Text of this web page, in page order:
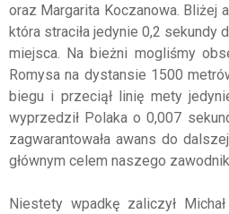
oraz Margarita Koczanowa. Bliżej
która straciła jedynie 0,2 sekundy
miejsca. Na bieżni mogliśmy
Romysa na dystansie 1500
biegu i przeciął linię mety
wyprzedził Polaka o 0,007
zagwarantowała awans do
głównym celem naszego
Niestety wpadkę zaliczył